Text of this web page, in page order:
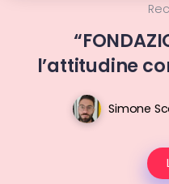
l’attitudine
Simone